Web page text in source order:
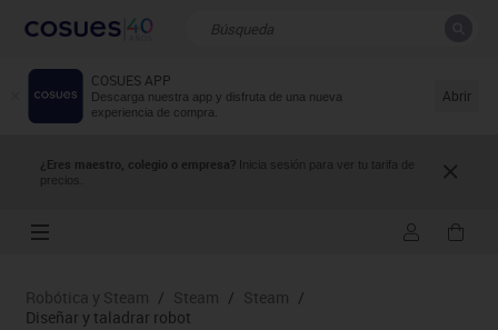
COSUES APP
Descarga nuestra app y disfruta de una nueva
experiencia de compra.
Abrir
¿Eres maestro, colegio o empresa? Inicia sesión para ver tu tarifa de
precios.
Resultados de la búsqueda
Robótica y Steam / Steam / Steam /
Diseñar y taladrar robot